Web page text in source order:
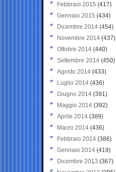
Febbraio 2015 (417)
Gennaio 2015 (434)
Dicembre 2014 (454)
Novembre 2014 (437)
Ottobre 2014 (440)
Settembre 2014 (450)
Agosto 2014 (433)
Luglio 2014 (436)
Giugno 2014 (391)
Maggio 2014 (392)
Aprile 2014 (389)
Marzo 2014 (436)
Febbraio 2014 (386)
Gennaio 2014 (419)
Dicembre 2013 (367)